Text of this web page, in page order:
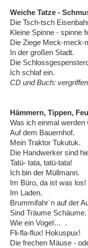
Weiche Tatze -
Die Tsch-tsch
Kleine Spinne - spinne
Die Ziege Meck-meck-
In der großen Stadt.
Die
Ich schlaf ein.
CD und Buch: vergriffen
Hämmern, Tippen,
Was ich einmal werden
Auf dem Bauernhof.
Mein Traktor Tukutuk.
Die Handwerker sind
Tatü- tata, tatü-tata!
Ich bin der Müllmann.
Im Büro, da ist was los!
Im Laden.
Brummifahr´n auf der
Sind Träume Schäume.
Wie ein Vogel… .
Fli-fla-flux! Hokuspux!
Die frechen Mäuse -